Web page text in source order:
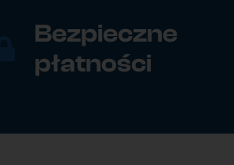
Bezpieczne
płatności